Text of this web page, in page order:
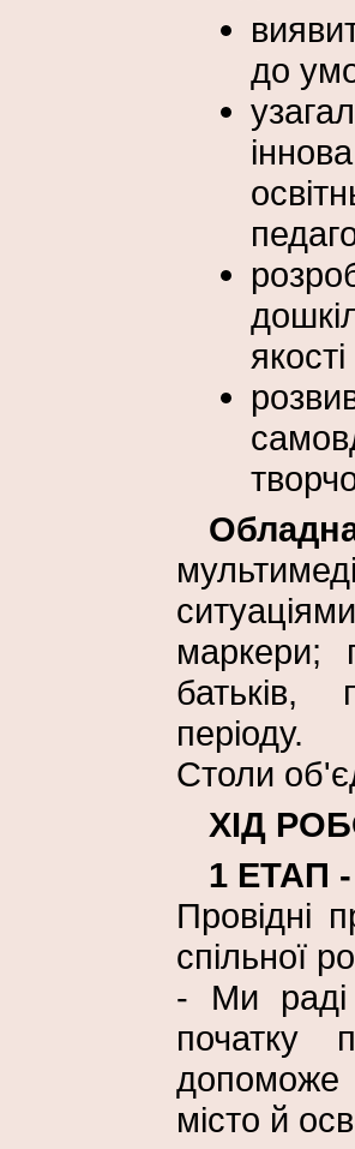
до
маркери;
батьків,
періоду.
Столи
ХІД
1 ЕТАП
Провідні
спільної
- Ми раді
початку
допоможе
місто й